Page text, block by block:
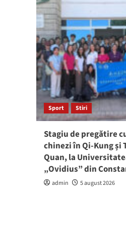
Sport Stiri
Stagiu de pregătire
chinezi în Qi-Kung și
Quan, la
„Ovidius” din
admin 5 august 2026